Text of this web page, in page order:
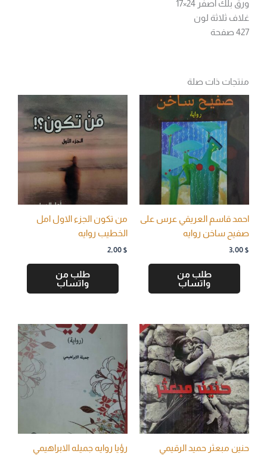
ورق بلك اصفر 24×17
غلاف ثلاثة لون
427 صفحة
منتجات ذات صلة
احمد قاسم العريقي عرس على
صفيح ساخن روايه
3,00 $
طلب من
واتساب
من تكون الجزء الاول امل
الخطيب روايه
2,00 $
طلب من
واتساب
حنين مبعثر حميد الرقيمي
رؤيا روايه جميله الابراهيمي